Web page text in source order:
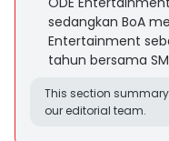
sedangkan BoA
Entertainment
tahun bersama
This section
our editorial team.